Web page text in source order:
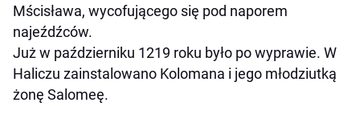
Mścisława, wycofującego się pod naporem
najeźdźców.
Już w październiku 1219 roku było po wyprawie. W
Haliczu zainstalowano Kolomana i jego młodziutką
żonę Salomeę.